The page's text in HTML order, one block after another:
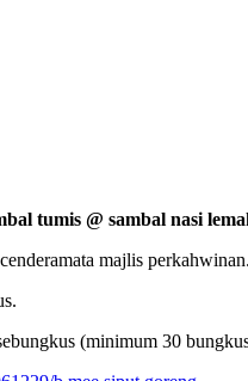
tumis @ sambal nasi
majlis perkahwinan.
(minimum 30